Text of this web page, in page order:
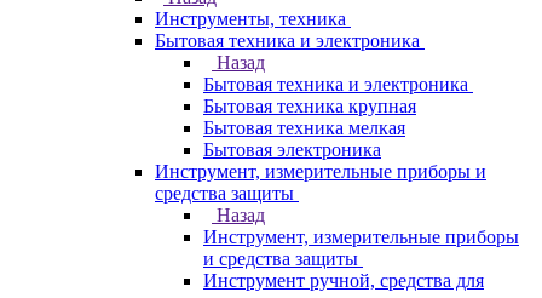
Инструменты, техника
Бытовая техника и электроника
Назад
Бытовая техника и электроника
Бытовая техника крупная
Бытовая техника мелкая
Бытовая электроника
Инструмент, измерительные приборы и
средства защиты
Назад
Инструмент, измерительные приборы
и средства защиты
Инструмент ручной, средства для